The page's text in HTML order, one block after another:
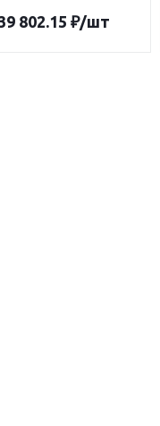
802.15 ₽/шт